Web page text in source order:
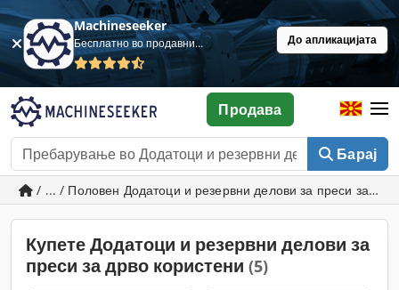
Machineseeker
Бесплатно во продавница До апликацијата
Барај
Продава
/ ... / Половен Додатоци и резервни делови за преси за
Купете Додатоци и резервни делови за
преси за дрво користени (5)